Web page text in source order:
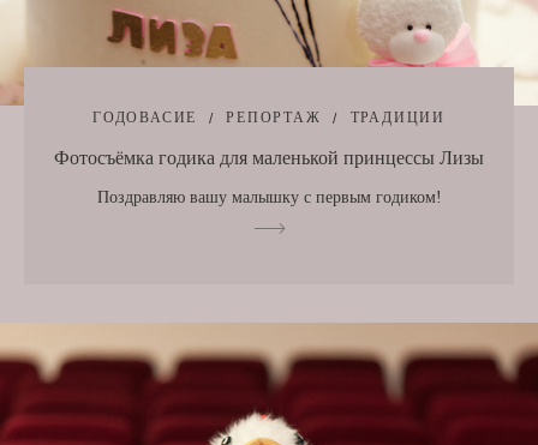
ГОДОВАСИЕ РЕПОРТАЖ ТРАДИЦИИ
Фотосъёмка годика для маленькой принцессы Лизы
Поздравляю вашу малышку с первым годиком!